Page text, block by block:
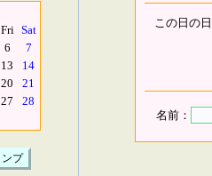
Fri Sat
6
7
13
14
20
21
27
28
この日の
名前：